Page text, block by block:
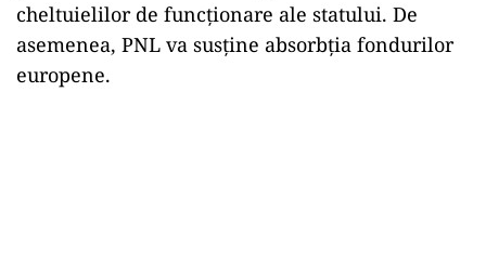
cheltuielilor de funcţionare ale statului. De
asemenea, PNL va susține absorbția fondurilor
europene.